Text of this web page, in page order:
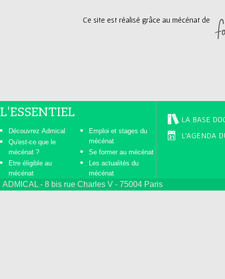
Ce site est réalisé grâce au mécénat de
L'ESSENTIEL
Découvrez Admical
Qu'est-ce que le
mécénat ?
Etre éligible au
mécénat
Emploi et stages du
mécénat
Se former au mécénat
Les actualités du
mécénat
LA BASE
L'AGENDA
ADMICAL - 8 bis rue Charles V - 75004 Paris